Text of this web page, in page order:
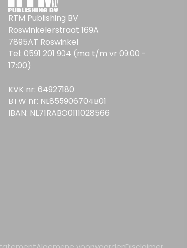
RTM Publishing BV
Roswinkelerstraat 169A
7895AT Roswinkel
Tel: 0591 201 904 (ma t/m vr 09:00 -
17:00)
KVK nr: 64927180
BTW nr: NL855906704B01
IBAN: NL71RABO0111028566